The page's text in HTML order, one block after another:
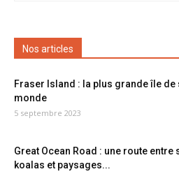
Nos articles
Fraser Island : la plus grande île de
monde
5 septembre 2023
Great Ocean Road : une route entre
koalas et paysages...